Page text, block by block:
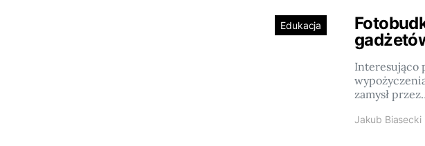
Edukacja
Interesująco
zamysł
Jakub Biasecki